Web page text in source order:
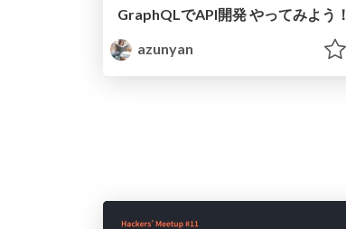
GraphQLでAPI開発 やってみよう！
azunyan